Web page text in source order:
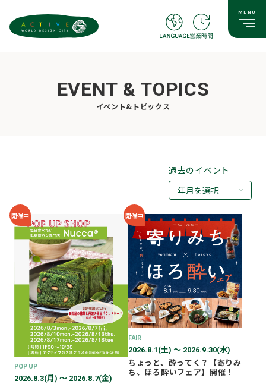
EVENT & TOPICS
イベント&トピックス
過去のイベント
年月を選択
2026年07月
2026年05月
2026年03月
2026年02月
2025年12月
2025年11月
2025年10月
開催中
POP UP
2026.8.3(月) 〜 2026.8.7(金)
開催中
FAIR
2026.8.1(土) 〜 2026.9.30(水)
ちょっと、酔ってく？【寄りみ
ち、ほろ酔いフェア】開催！